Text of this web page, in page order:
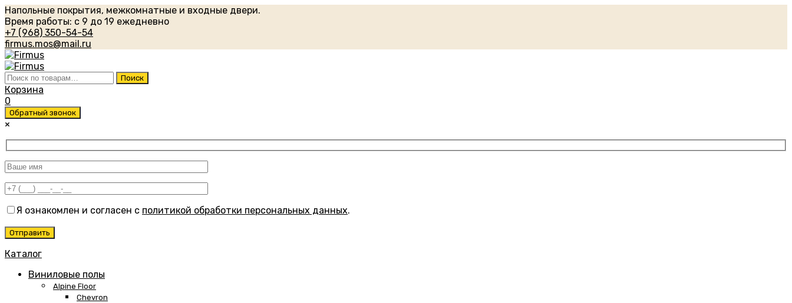
Напольные покрытия, межкомнатные и входные двери.
Время работы: с 9 до 19 ежедневно
+7 (968) 350-54-54
firmus.mos@mail.ru
Искать: Поиск
Корзина
0
Обратный звонок
×
Я ознакомлен и согласен с политикой обработки персональных данных.
Каталог
Виниловые полы
Alpine Floor
Chevron